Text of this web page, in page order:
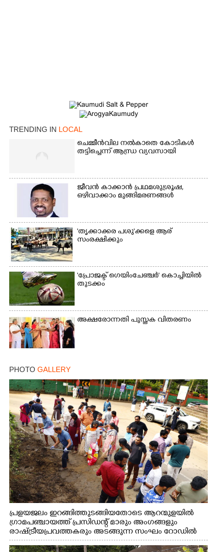
TRENDING IN LOCAL
ചെമ്മീൻവില നൽകാതെ കോടികൾ
തട്ടിച്ചെന്ന് ആന്ധ്ര വ്യവസായി
ജീവൻ കാക്കാൻ പ്രഥമശുശ്രൂഷ,
ഒഴിവാക്കാം മുങ്ങിമരണങ്ങൾ
'തൃക്കാക്കര പശു'ക്കളെ ആര്
സംരക്ഷിക്കും
'പ്രോജക്ട് ഗെയിംചേഞ്ചർ' കൊച്ചിയിൽ
തുടക്കം
അക്ഷരോന്നതി പുസ്തക വിതരണം
PHOTO GALLERY
പ്രളയജലം ഇറങ്ങിത്തുടങ്ങിയതോടെ ആറന്മുളയിൽ
ഗ്രാമപഞ്ചായത്ത് പ്രസിഡന്റ് മാരും അംഗങ്ങളും
രാഷ്ട്രീയപ്രവത്തകരും അടങ്ങുന്ന സംഘം റോഡിൽ
അടിഞ്ഞ് കൂടിയ ചെളിയും മണ്ണും മറ്റ് മാലിന്യങ്ങളും
Copy Link